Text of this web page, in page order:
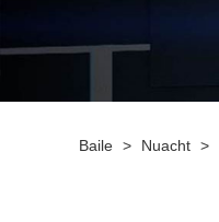
Baile > Nuacht >